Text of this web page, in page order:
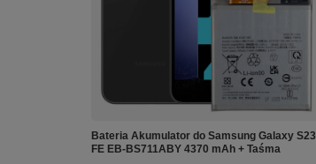
Bateria Akumulator do Samsung Galaxy S23
FE EB-BS711ABY 4370 mAh + Taśma